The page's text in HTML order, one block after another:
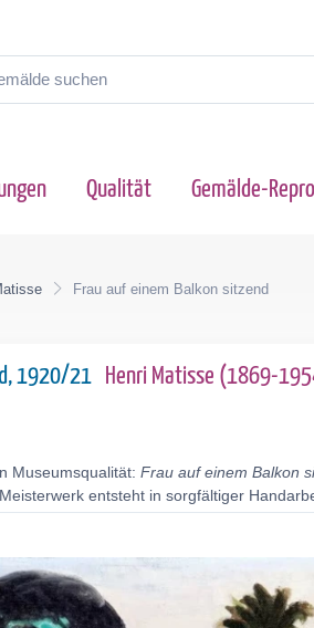
Qualität Gemälde-
Frau auf einem Balkon sitzend
1920/21 Henri Matisse (1869-
Museumsqualität: Frau auf einem Balkon
entsteht in sorgfältiger